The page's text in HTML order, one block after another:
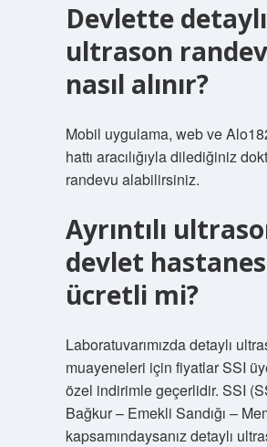
Devlette detaylı
ultrason
nasıl alınır?
Mobil uygulama, web ve
hattı aracılığıyla dilediğiniz
randevu alabilirsiniz.
Ayrıntılı
devlet
ücretli mi?
Laboratuvarımızda detaylı
muayeneleri için fiyatlar SSI
özel indirimle geçerlidir. SSI
Bağkur – Emekli Sandığı –
kapsamındaysanız detaylı